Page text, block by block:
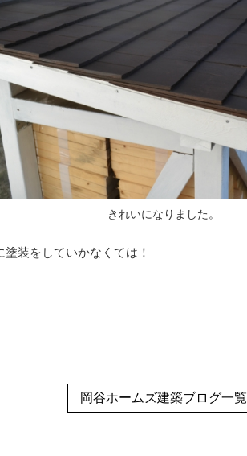
きれいになりました。
装をしていかなくては！
岡谷ホームズ建築ブログ一覧